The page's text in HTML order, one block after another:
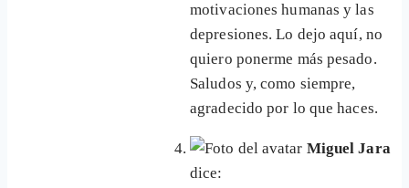
motivaciones humanas y las
depresiones. Lo dejo aquí, no
quiero ponerme más pesado.
Saludos y, como siempre,
agradecido por lo que haces.
Miguel Jara
dice: